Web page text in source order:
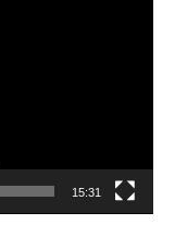
15:31